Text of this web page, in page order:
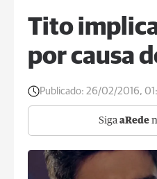
Tito
por causa
Publicado: 26/02/2016,
Siga aRede